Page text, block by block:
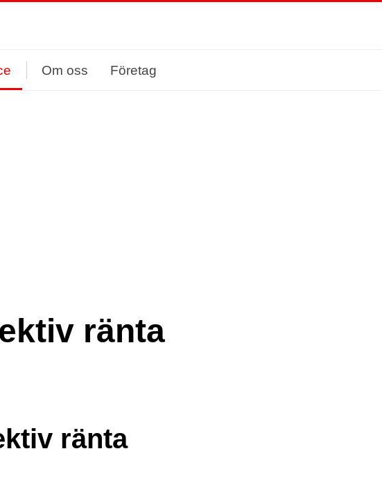
Om oss Företag
ränta
ränta